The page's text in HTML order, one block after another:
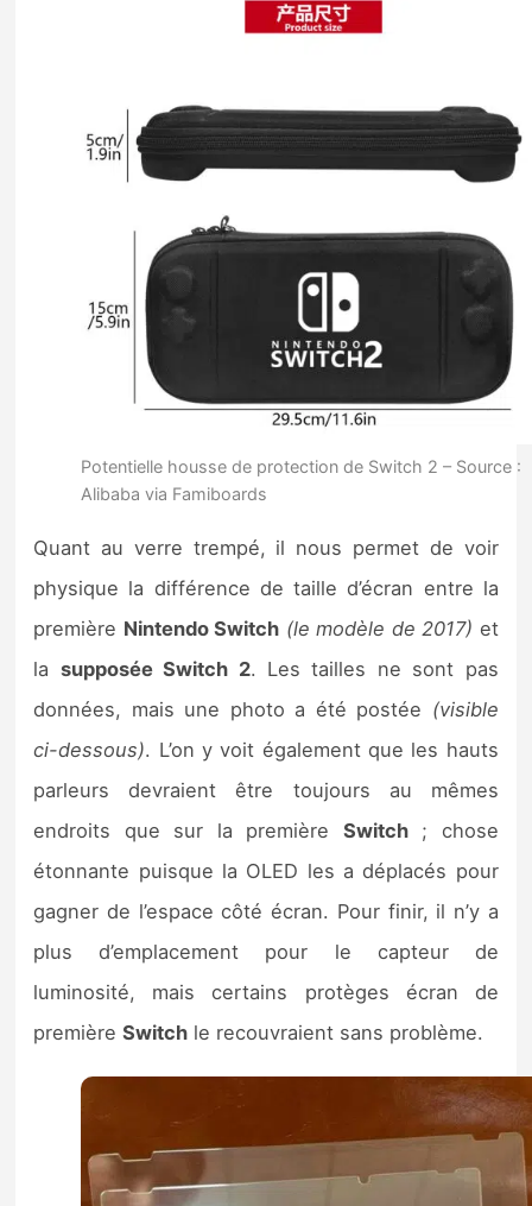
Potentielle housse de protection de Switch 2 – Source :
Alibaba via Famiboards
Quant au verre trempé, il nous permet de voir
physique la différence de taille d’écran entre la
première Nintendo Switch (le modèle de 2017) et
la supposée Switch 2. Les tailles ne sont pas
données, mais une photo a été postée (visible
ci-dessous). L’on y voit également que les hauts
parleurs devraient être toujours au mêmes
endroits que sur la première Switch; chose
étonnante puisque la OLED les a déplacés pour
gagner de l’espace côté écran. Pour finir, il n’y a
plus d’emplacement pour le capteur de
luminosité, mais certains protèges écran de
premièreSwitch le recouvraient sans problème.